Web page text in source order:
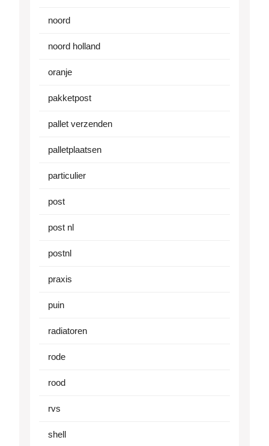
noord
noord holland
oranje
pakketpost
pallet verzenden
palletplaatsen
particulier
post
post nl
postnl
praxis
puin
radiatoren
rode
rood
rvs
shell